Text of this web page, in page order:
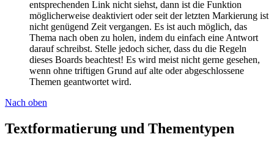
entsprechenden Link nicht siehst, dann ist die Funktion
möglicherweise deaktiviert oder seit der letzten Markierung ist
nicht genügend Zeit vergangen. Es ist auch möglich, das
Thema nach oben zu holen, indem du einfach eine Antwort
darauf schreibst. Stelle jedoch sicher, dass du die Regeln
dieses Boards beachtest! Es wird meist nicht gerne gesehen,
wenn ohne triftigen Grund auf alte oder abgeschlossene
Themen geantwortet wird.
Nach oben
Textformatierung und Thementypen